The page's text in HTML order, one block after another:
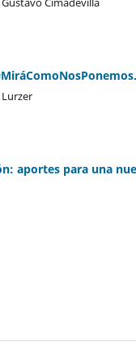
aportes para una